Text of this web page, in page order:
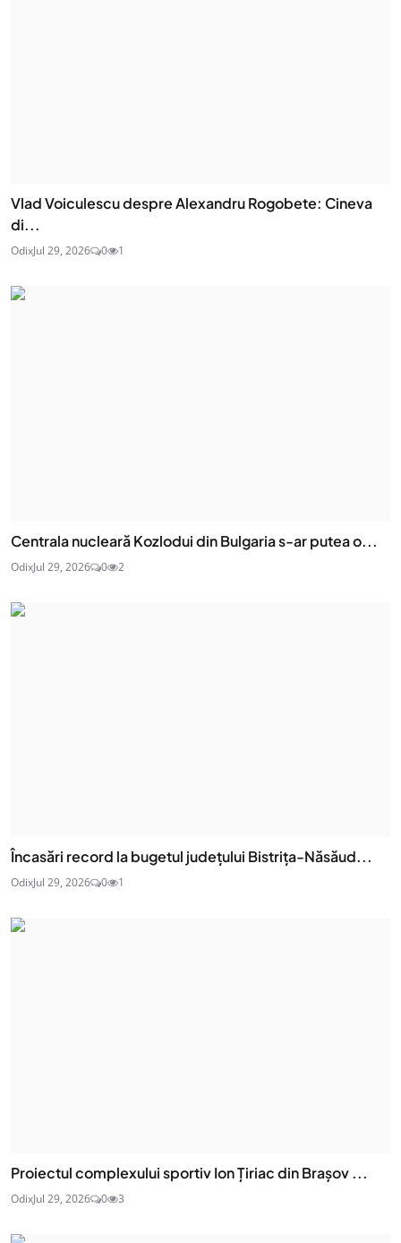
Vlad Voiculescu despre Alexandru Rogobete: Cineva
di...
OdixJul 29, 2026 0 1
Centrala nucleară Kozlodui din Bulgaria s-ar putea o...
OdixJul 29, 2026 0 2
Încasări record la bugetul județului Bistrița-Năsăud...
OdixJul 29, 2026 0 1
Proiectul complexului sportiv Ion Țiriac din Brașov ...
OdixJul 29, 2026 0 3